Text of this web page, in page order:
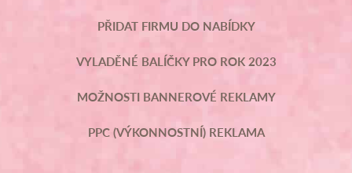
PŘIDAT FIRMU DO NABÍDKY
VYLADĚNÉ BALÍČKY PRO ROK 2023
MOŽNOSTI BANNEROVÉ REKLAMY
PPC (VÝKONNOSTNÍ) REKLAMA